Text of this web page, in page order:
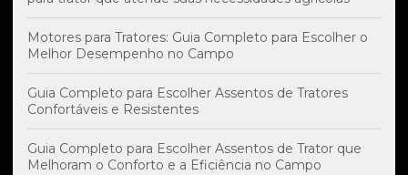
Motores para Tratores: Guia Completo para Escolher o
Melhor Desempenho no Campo
Guia Completo para Escolher Assentos de Tratores
Confortáveis e Resistentes
Guia Completo para Escolher Assentos de Trator que
Melhoram o Conforto e a Eficiência no Campo